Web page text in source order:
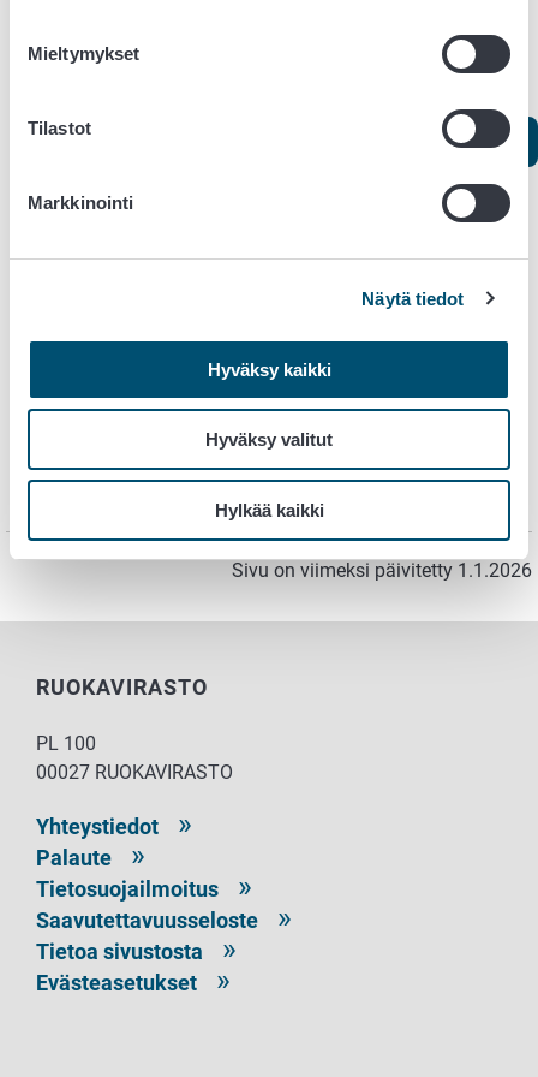
Mieltymykset
Tilastot
Markkinointi
Näytä tiedot
Hyväksy kaikki
Hyväksy valitut
Hylkää kaikki
Asiointi
Ilmoitus yksityisen eläinlääkäripalvelun tuottamisesta
Lainsäädäntö
Eläinlääkintähuoltolaki (765/2009)
Laki eläinlääkärin ammatin harjoittamisesta (29/2000)
Sivu on viimeksi päivitetty 1.1.2026
RUOKAVIRASTO
PL 100
00027 RUOKAVIRASTO
Yhteystiedot
Palaute
Tietosuojailmoitus
Saavutettavuusseloste
Tietoa sivustosta
Evästeasetukset